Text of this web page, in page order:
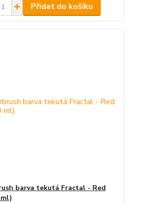
Přidat do košíku
barva tekutá Fractal - Red